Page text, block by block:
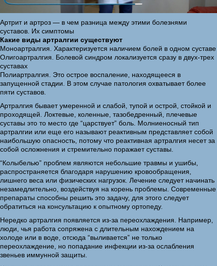
Артрит и артроз — в чем разница между этими болезнями
суставов. Их симптомы
Какие виды артралгии существуют
Моноартралгия. Характеризуется наличием болей в одном суставе
Олигоартралгия. Болевой синдром локализуется сразу в двух-трех
суставах
Полиартралгия. Это острое воспаление, находящееся в
запущенной стадии. В этом случае патология охватывает более
пяти суставов.
Артралгия бывает умеренной и слабой, тупой и острой, стойкой и
проходящей. Локтевые, коленные, тазобедренный, плечевые
суставы это то место где “царствует” боль. Молниеносный тип
артралгии или еще его называют реактивным представляет собой
наибольшую опасность, потому что реактивная артралгия несет за
собой осложнения и стремительно поражает суставы.
“Колыбелью” проблем являются небольшие травмы и ушибы,
распространяется благодаря нарушению кровообращения,
лишнего веса или физических нагрузок. Лечение следует начинать
незамедлительно, воздействуя на корень проблемы. Современные
препараты способны решить это задачу, для этого следует
обратиться на консультацию к опытному ортопеду.
Нередко артралгия появляется из-за переохлаждения. Например,
люди, чья работа сопряжена с длительным нахождением на
холоде или в воде, отсюда “выливается” не только
переохлаждение, но попадание инфекции из-за ослабления
звеньев иммунной защиты.